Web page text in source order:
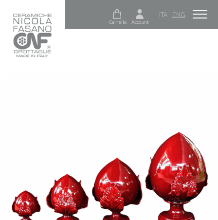
Carrello Account
ITA ENG